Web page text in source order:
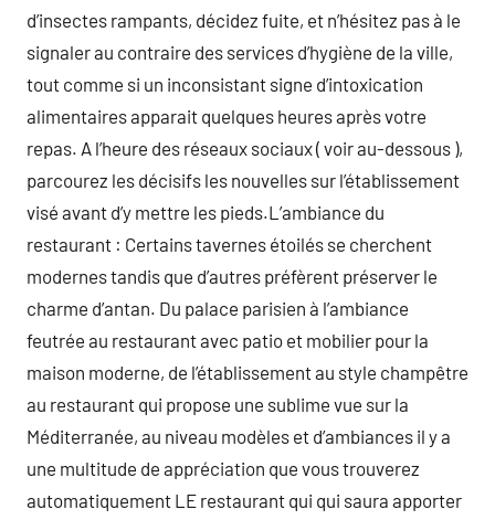
d’insectes rampants, décidez fuite, et n’hésitez pas à le
signaler au contraire des services d’hygiène de la ville,
tout comme si un inconsistant signe d’intoxication
alimentaires apparait quelques heures après votre
repas. A l’heure des réseaux sociaux ( voir au-dessous ),
parcourez les décisifs les nouvelles sur l’établissement
visé avant d’y mettre les pieds.L’ambiance du
restaurant : Certains tavernes étoilés se cherchent
modernes tandis que d’autres préfèrent préserver le
charme d’antan. Du palace parisien à l’ambiance
feutrée au restaurant avec patio et mobilier pour la
maison moderne, de l’établissement au style champêtre
au restaurant qui propose une sublime vue sur la
Méditerranée, au niveau modèles et d’ambiances il y a
une multitude de appréciation que vous trouverez
automatiquement LE restaurant qui qui saura apporter